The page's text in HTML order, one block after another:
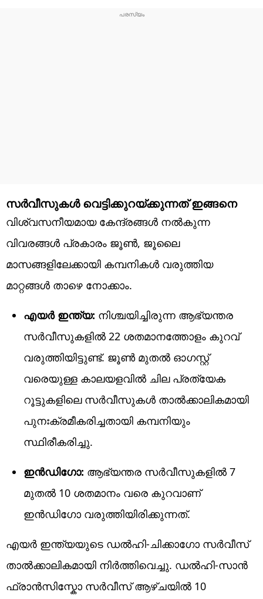
സർവീസുകൾ വെട്ടിക്കുറയ്ക്കുന്നത് ഇങ്ങനെ
വിശ്വസനീയമായ കേന്ദ്രങ്ങൾ നൽകുന്ന
വിവരങ്ങൾ പ്രകാരം ജൂൺ, ജൂലൈ
മാസങ്ങളിലേക്കായി കമ്പനികൾ വരുത്തിയ
മാറ്റങ്ങൾ താഴെ നോക്കാം.
എയർ ഇന്ത്യ: നിശ്ചയിച്ചിരുന്ന ആഭ്യന്തര
സർവീസുകളിൽ 22 ശതമാനത്തോളം കുറവ്
വരുത്തിയിട്ടുണ്ട്. ജൂൺ മുതൽ ഓഗസ്റ്റ്
വരെയുള്ള കാലയളവിൽ ചില പ്രത്യേക
റൂട്ടുകളിലെ സർവീസുകൾ താൽക്കാലികമായി
പുനഃക്രമീകരിച്ചതായി കമ്പനിയും
സ്ഥിരീകരിച്ചു.
ഇൻഡിഗോ: ആഭ്യന്തര സർവീസുകളിൽ 7
മുതൽ 10 ശതമാനം വരെ കുറവാണ്
ഇൻഡിഗോ വരുത്തിയിരിക്കുന്നത്.
എയർ ഇന്ത്യയുടെ ഡൽഹി-ചിക്കാഗോ സർവീസ്
താൽക്കാലികമായി നിർത്തിവെച്ചു. ഡൽഹി-സാൻ
ഫ്രാൻസിസ്കോ സർവീസ് ആഴ്ചയിൽ 10